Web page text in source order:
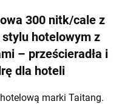
300 nitk/cale z
stylu hotelowym z
– prześcieradła i
dla hoteli
marki Taitang.